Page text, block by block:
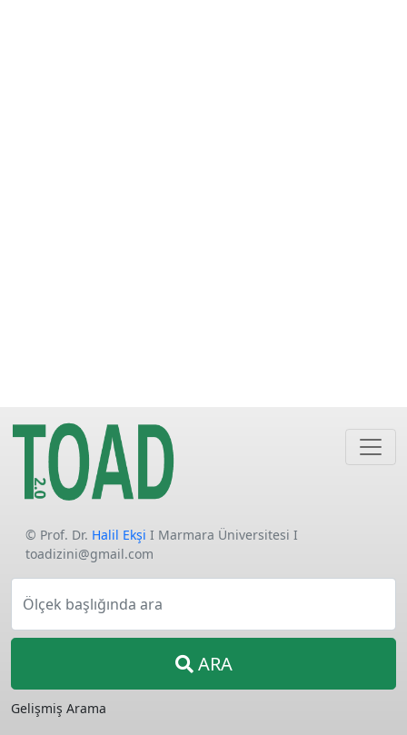
© Prof. Dr. Halil Ekşi I Marmara Üniversitesi I
toadizini@gmail.com
Ölçek başlığında ara
ARA
Gelişmiş Arama